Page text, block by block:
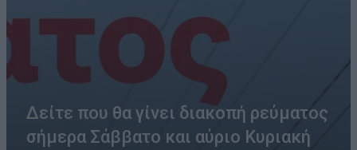
Δείτε που θα γίνει διακοπή ρεύματος
σήμερα Σάββατο και αύριο Κυριακή